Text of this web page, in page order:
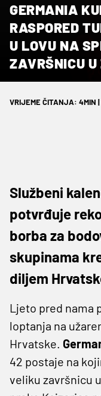
GERMANIA
RASPORED
U LOVU NA
ZAVRŠNICU U
VRIJEME ČITANJA: 4MIN
Službeni
potvrđuje
borba za
skupinama
diljem
Ljeto pred nama
loptanja na
Hrvatske.
42 postaje na
veliku završnicu